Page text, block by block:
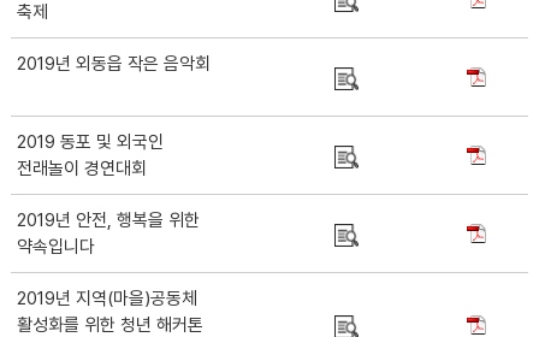
축제
2019년 외동읍 작은 음악회
2019 동포 및 외국인
전래놀이 경연대회
2019년 안전, 행복을 위한
약속입니다
2019년 지역(마을)공동체
활성화를 위한 청년 해커톤